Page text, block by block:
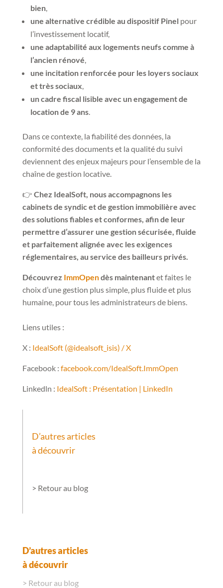
bien,
une alternative crédible au dispositif Pinelpour
l’investissement locatif,
une adaptabilité aux logements neufs comme à
l’ancien rénové
une incitation renforcée pour les loyers sociaux
et très sociaux
un cadre fiscal lisible avec un engagement de
location de 9 ans.
Dans ce contexte, la fiabilité des données, la
conformité des documents et la qualité du suivi
deviennent des enjeux majeurs pour l’ensemble de la
chaîne de gestion locative.
👉 Chez IdealSoft, nous accompagnons les
cabinets de syndic et de gestion immobilière avec
des solutions fiables et conformes, afin de leur
permettre d’assurer une gestion sécurisée, fluide
et parfaitement alignée avec les exigences
réglementaires, au service des bailleurs privés.
Découvrez ImmOpendès maintenantet faites le
choix d’une gestion plus simple, plus fluide et plus
humaine, pour tous les administrateurs de biens.
Liens utiles :
X : IdealSoft (@idealsoft_isis) / X
Facebook : facebook.com/IdealSoft.ImmOpen
Linkedln : IdealSoft : Présentation | LinkedIn
D’autres articles
à découvrir
> Retour au blog
D’autres articles
à découvrir
> Retour au blog